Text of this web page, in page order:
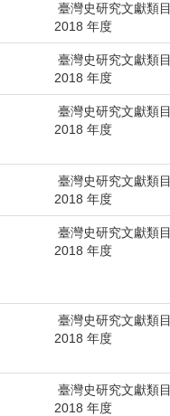
臺灣史研究文獻類目
2018 年度
臺灣史研究文獻類目
2018 年度
臺灣史研究文獻類目
2018 年度
臺灣史研究文獻類目
2018 年度
臺灣史研究文獻類目
2018 年度
臺灣史研究文獻類目
2018 年度
臺灣史研究文獻類目
2018 年度